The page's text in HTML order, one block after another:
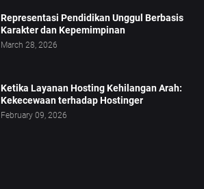
Representasi Pendidikan Unggul Berbasis
Karakter dan Kepemimpinan
March 28, 2026
Ketika Layanan Hosting Kehilangan Arah:
Kekecewaan terhadap Hostinger
February 09, 2026